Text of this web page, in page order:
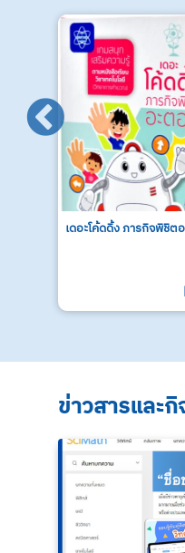
เดอะโค้ดดิ้ง ภารกิจพิชิต
ข่าวสารและ